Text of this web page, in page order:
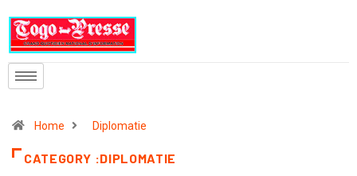
Home Diplomatie
CATEGORY :DIPLOMATIE